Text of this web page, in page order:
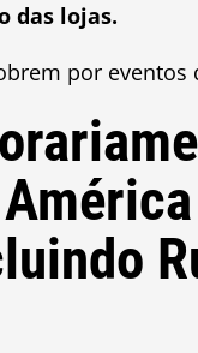
das lojas.
por